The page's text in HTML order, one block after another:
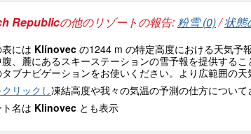
Republicの他のリゾートの報告:粉雪 (0)/状態
には Klínovec の1244 m の特定高度における天気予
、麓にあるスキーステーションの雪予報を提供する
ブナビゲーションをお使いください。より広範囲の天
リックし凍結高度や我々の気温の予測の仕方について
ト名は Klinovec とも表示